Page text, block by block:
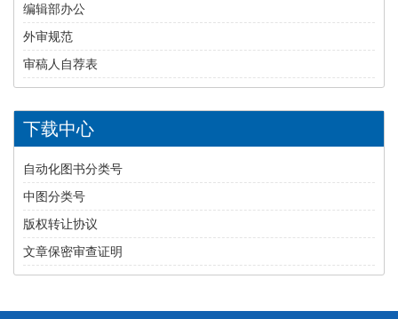
编辑部办公
外审规范
审稿人自荐表
下载中心
自动化图书分类号
中图分类号
版权转让协议
文章保密审查证明